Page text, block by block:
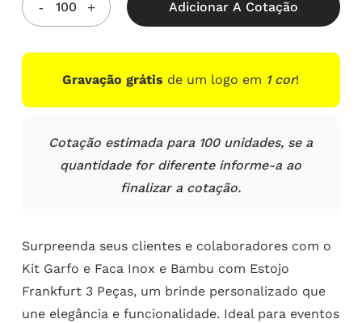
Adicionar A Cotação
Gravação grátis de um logo em 1 cor!
Cotação estimada para 100 unidades, se a
quantidade for diferente informe-a ao
finalizar a cotação.
Surpreenda seus clientes e colaboradores com o
Kit Garfo e Faca Inox e Bambu com Estojo
Frankfurt 3 Peças, um brinde personalizado que
une elegância e funcionalidade. Ideal para eventos